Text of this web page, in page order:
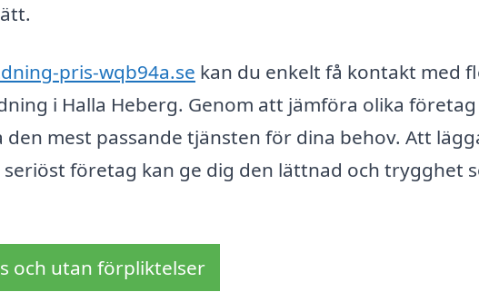
pris-wqb94a.se kan du enkelt få kontakt med
i Halla Heberg. Genom att jämföra olika
mest passande tjänsten för dina behov. Att
företag kan ge dig den lättnad och trygghet
och utan förpliktelser